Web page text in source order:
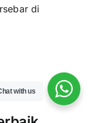
di
with us